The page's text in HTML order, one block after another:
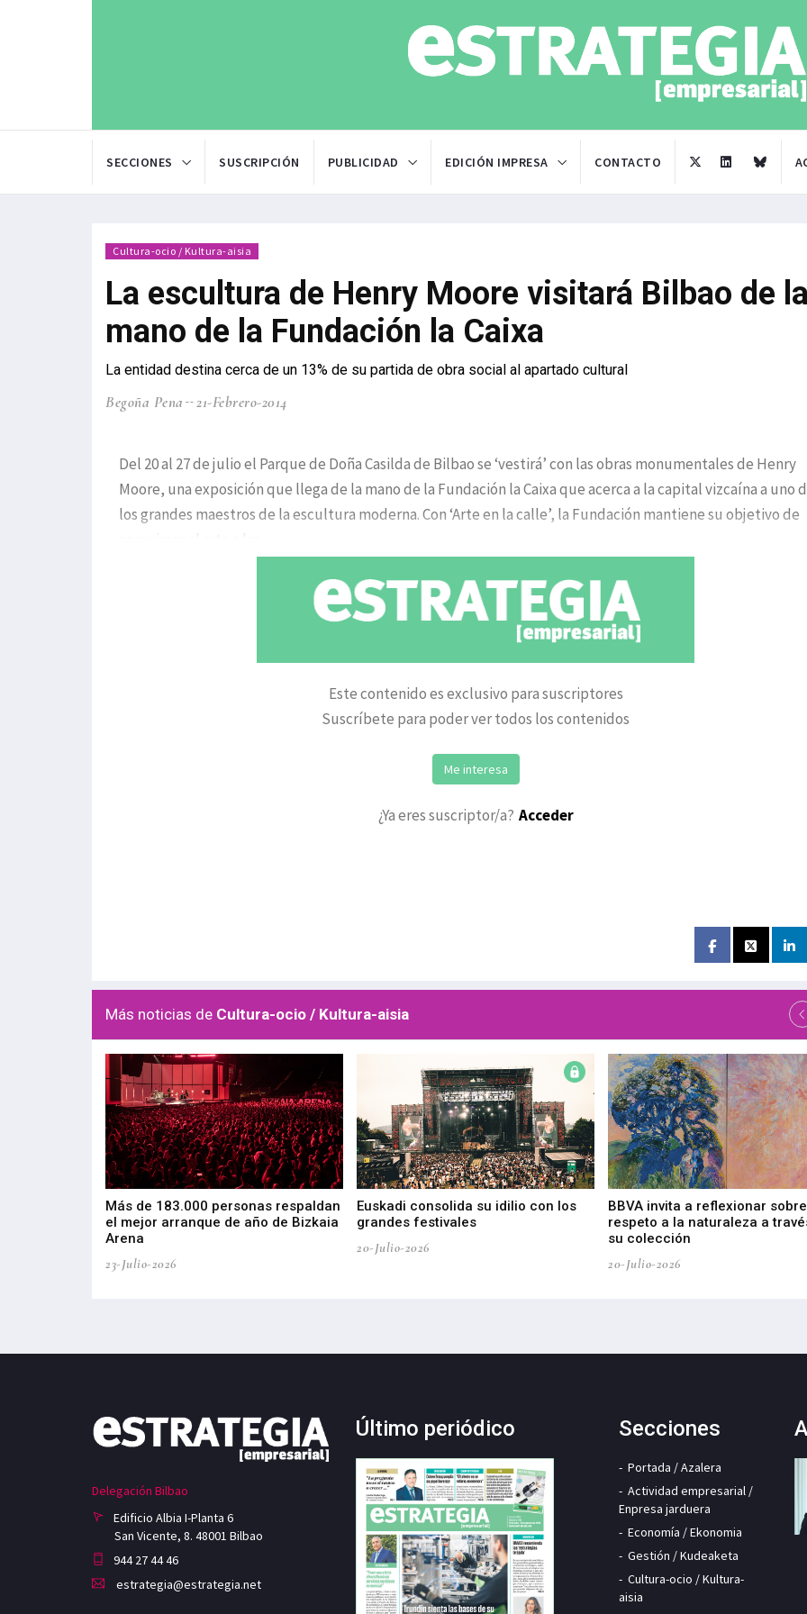
SECCIONES SUSCRIPCIÓN PUBLICIDAD EDICIÓN IMPRESA CONTACTO
Cultura-ocio / Kultura-aisia
La escultura de Henry Moore visitará Bilbao de la
mano de la Fundación la Caixa
La entidad destina cerca de un 13% de su partida de obra social al apartado cultural
Begoña Pena 21-Febrero-2014
Del 20 al 27 de julio el Parque de Doña Casilda de Bilbao se ‘vestirá’ con las obras monumentales de Henry
Moore, una exposición que llega de la mano de la Fundación la Caixa que acerca a la capital vizcaína a uno
los grandes maestros de la escultura moderna. Con ‘Arte en la calle’, la Fundación mantiene su objetivo de
aproximar el arte a las
Este contenido es exclusivo para suscriptores
Suscríbete para poder ver todos los contenidos
Me interesa
¿Ya eres suscriptor/a? Acceder
Más noticias de Cultura-ocio / Kultura-aisia
Más de 183.000 personas respaldan
el mejor arranque de año de Bizkaia
Arena
23-Julio-2026
Euskadi consolida su idilio con los
grandes festivales
20-Julio-2026
BBVA invita a reflexionar
respeto a la naturaleza a
su colección
20-Julio-2026
Delegación Bilbao
Edificio Albia I-Planta 6
San Vicente, 8. 48001 Bilbao
944 27 44 46
estrategia@estrategia.net
Último periódico Secciones
Portada / Azalera
Actividad empresarial /
Enpresa jarduera
Economía / Ekonomia
Gestión / Kudeaketa
Cultura-ocio / Kultura-
aisia